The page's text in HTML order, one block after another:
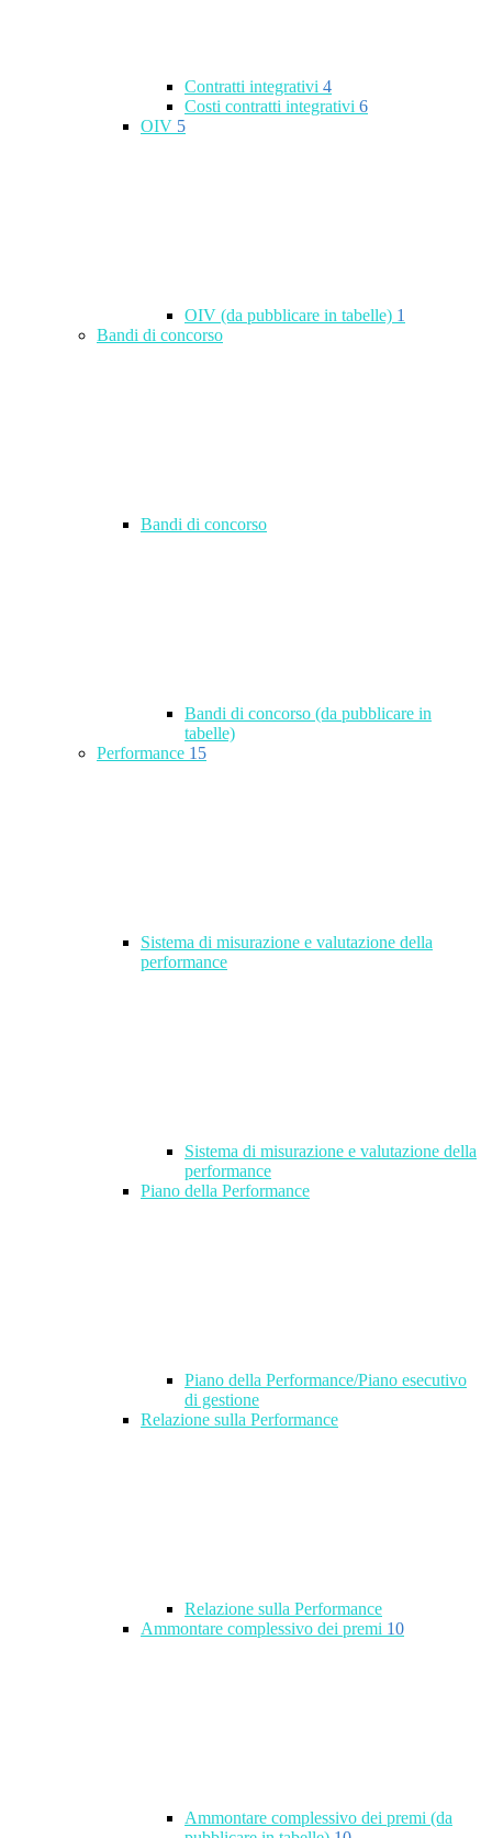
Contratti integrativi 4
Costi contratti integrativi 6
OIV 5
OIV (da pubblicare in tabelle) 1
Bandi di concorso
Bandi di concorso
Bandi di concorso (da pubblicare in
tabelle)
Performance 15
Sistema di misurazione e valutazione della
performance
Sistema di misurazione e valutazione della
performance
Piano della Performance
Piano della Performance/Piano esecutivo
di gestione
Relazione sulla Performance
Relazione sulla Performance
Ammontare complessivo dei premi 10
Ammontare complessivo dei premi (da